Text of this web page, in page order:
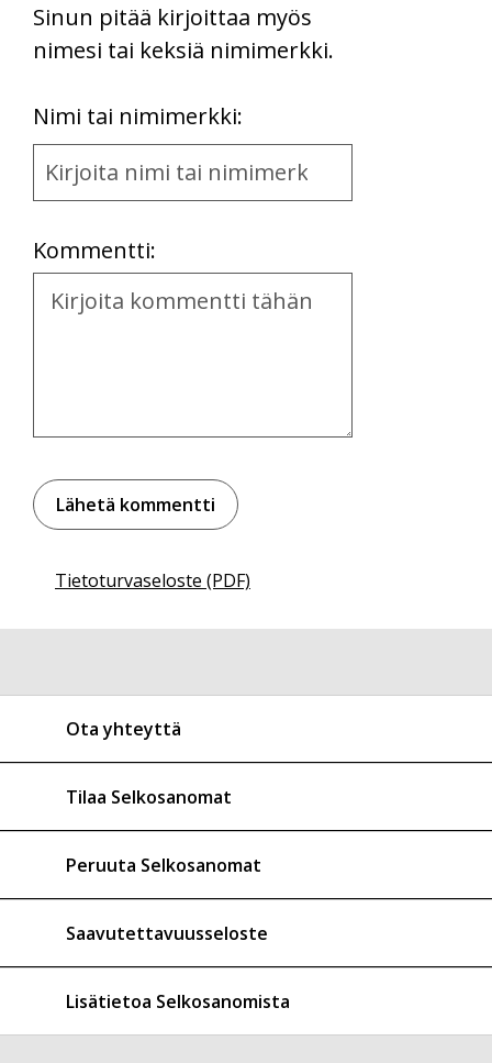
Sinun pitää kirjoittaa myös
nimesi tai keksiä nimimerkki.
Nimi tai nimimerkki:
Name
and
Kommentti:
Kommentti
Tietoturvaseloste (PDF)
Ota yhteyttä
Tilaa Selkosanomat
Peruuta Selkosanomat
Saavutettavuusseloste
Lisätietoa Selkosanomista